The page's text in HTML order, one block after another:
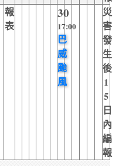
報
表
30
17:00
巴
威
颱
風
災
害
發
生
後
1
5
日
內
編
報